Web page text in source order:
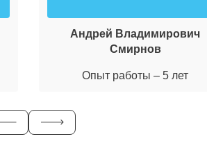
Андрей Владимирович
Смирнов
Опыт работы – 5 лет